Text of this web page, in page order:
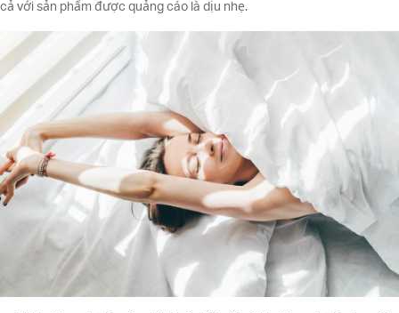
cả với sản phẩm được quảng cáo là dịu nhẹ.